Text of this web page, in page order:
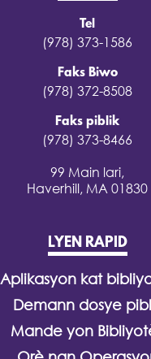
Tel
(978) 373-1586
Faks Biwo
(978) 372-8508
Faks piblik
(978) 373-8466
99 Main lari,
Haverhill, MA 01830
LYEN RAPID
Aplikasyon kat
Demann dosye
Mande yon